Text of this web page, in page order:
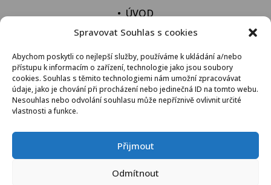
Spravovat Souhlas s cookies
Abychom poskytli co nejlepší služby, používáme k ukládání a/nebo
přístupu k informacím o zařízení, technologie jako jsou soubory
cookies. Souhlas s těmito technologiemi nám umožní zpracovávat
údaje, jako je chování při procházení nebo jedinečná ID na tomto webu.
Nesouhlas nebo odvolání souhlasu může nepříznivě ovlivnit určité
vlastnosti a funkce.
Přijmout
Odmítnout
•ÚVOD
• NOVINKY
•NECHAT VYPRAT
•KONTAKT
VŠEOBECNÉ OBCHODNÍ PODMÍNKY
© 2021 Žehli.cz – Na praní a žehlení je život příliš